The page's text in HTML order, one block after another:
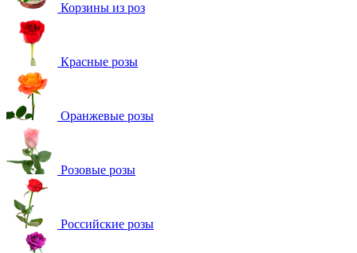
Корзины из роз
Красные розы
Оранжевые розы
Розовые розы
Российские розы